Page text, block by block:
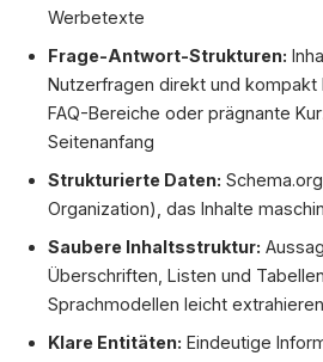
Werbetexte
Frage-Antwort-Strukturen:
Nutzerfragen direkt und
FAQ-Bereiche oder prägnante
Seitenanfang
Strukturierte Daten:
Organization), das Inhalte
Saubere Inhaltsstruktur:
Überschriften, Listen und
Sprachmodellen leicht
Klare Entitäten: Eindeutige